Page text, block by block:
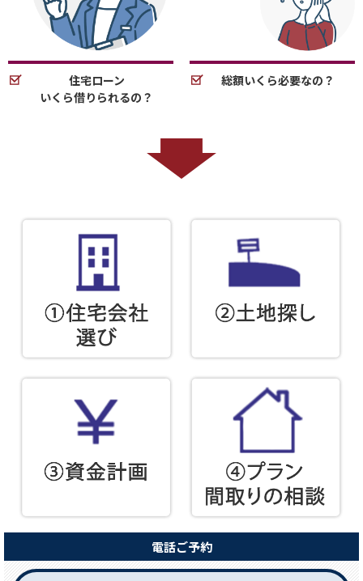
住宅ローン
いくら借りられるの？
総額いくら必要なの？
電話ご予約